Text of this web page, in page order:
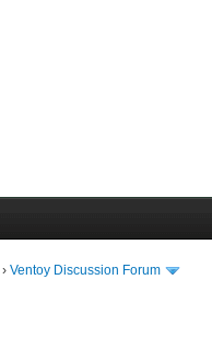
›Ventoy Discussion Forum